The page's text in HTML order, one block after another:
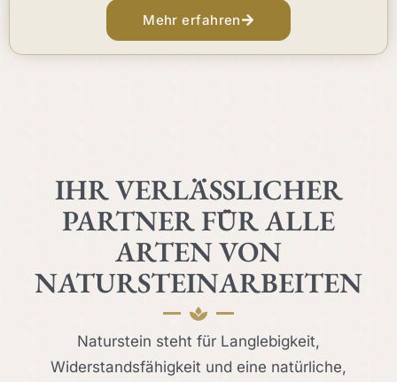
Mehr erfahren
IHR VERLÄSSLICHER
PARTNER FÜR ALLE
ARTEN VON
NATURSTEINARBEITEN
Naturstein steht für Langlebigkeit,
Widerstandsfähigkeit und eine natürliche,